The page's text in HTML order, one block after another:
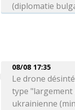
(diplomatie
08/08 17:35
Le drone
type
ukrainienne